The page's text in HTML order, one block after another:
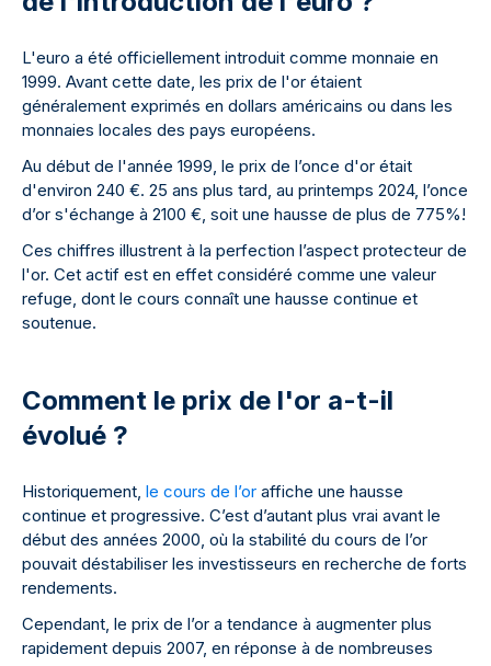
L'euro a été officiellement introduit comme monnaie en
1999. Avant cette date, les prix de l'or étaient
généralement exprimés en dollars américains ou dans les
monnaies locales des pays européens.
Au début de l'année 1999, le prix de l’once d'or était
d'environ 240 €. 25 ans plus tard, au printemps 2024, l’once
d’or s'échange à 2100 €, soit une hausse de plus de 775%!
Ces chiffres illustrent à la perfection l’aspect protecteur de
l'or. Cet actif est en effet considéré comme une valeur
refuge, dont le cours connaît une hausse continue et
soutenue.
Comment le prix de l'or a-t-il
évolué ?
Historiquement, le cours de l’or affiche une hausse
continue et progressive. C’est d’autant plus vrai avant le
début des années 2000, où la stabilité du cours de l’or
pouvait déstabiliser les investisseurs en recherche de forts
rendements.
Cependant, le prix de l’or a tendance à augmenter plus
rapidement depuis 2007, en réponse à de nombreuses